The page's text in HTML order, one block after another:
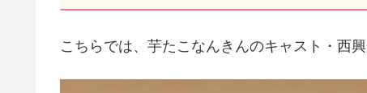
こちらでは、芋たこなんきんのキャスト・西